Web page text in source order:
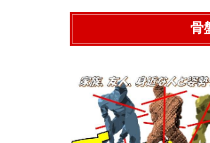
骨